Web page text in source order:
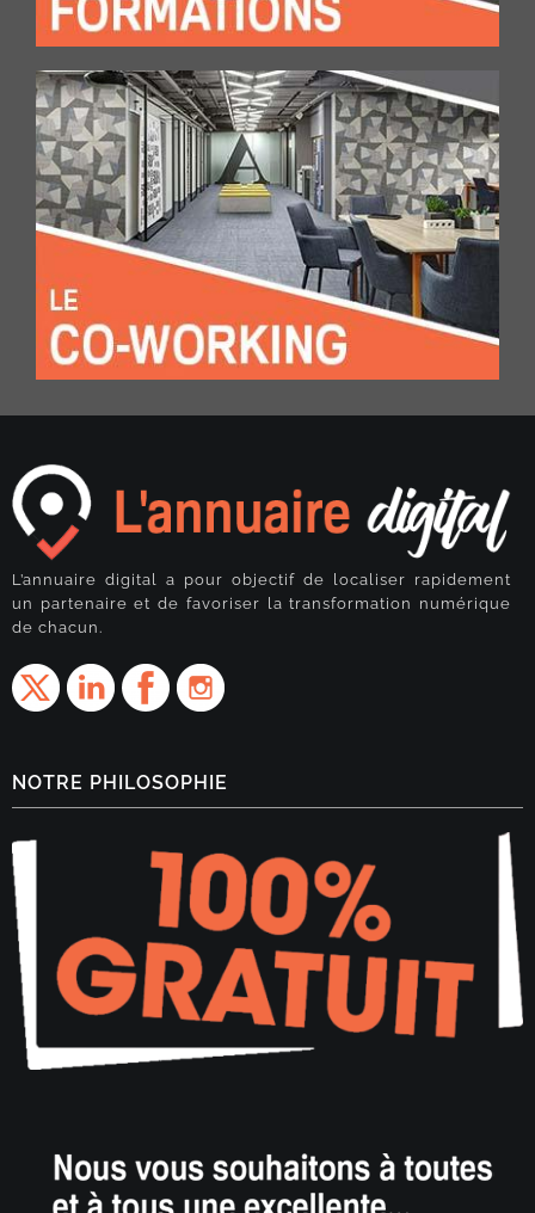
L’annuaire digital a pour objectif de localiser rapidement
un partenaire et de favoriser la transformation numérique
de chacun.
NOTRE PHILOSOPHIE